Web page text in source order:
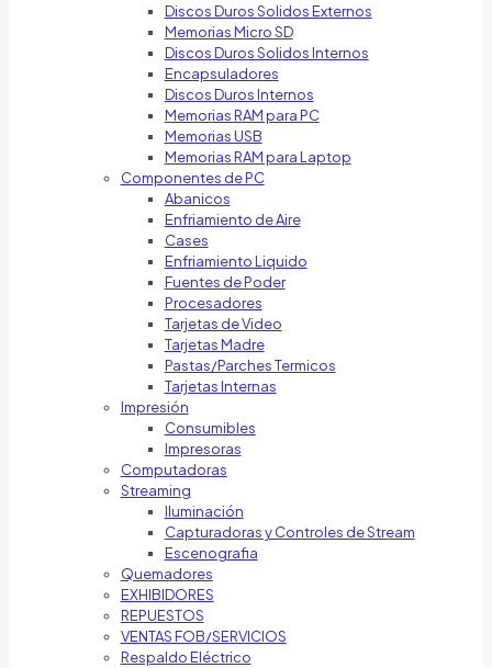
Discos Duros Solidos Externos
Memorias Micro SD
Discos Duros Solidos Internos
Encapsuladores
Discos Duros Internos
Memorias RAM para PC
Memorias USB
Memorias RAM para Laptop
Componentes de PC
Abanicos
Enfriamiento de Aire
Cases
Enfriamiento Liquido
Fuentes de Poder
Procesadores
Tarjetas de Video
Tarjetas Madre
Pastas/Parches Termicos
Tarjetas Internas
Impresión
Consumibles
Impresoras
Computadoras
Streaming
Iluminación
Capturadoras y Controles de Stream
Escenografia
Quemadores
EXHIBIDORES
REPUESTOS
VENTAS FOB/SERVICIOS
Respaldo Eléctrico